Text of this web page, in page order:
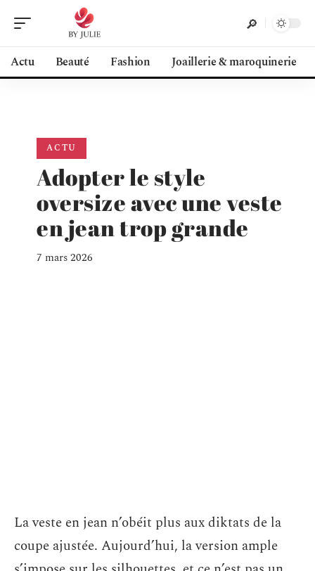
Actu Beauté Fashion Joaillerie & maroquinerie
ACTU
Adopter le style
oversize avec une veste
en jean trop grande
7 mars 2026
La veste en jean n’obéit plus aux diktats de la
coupe ajustée. Aujourd’hui, la version ample